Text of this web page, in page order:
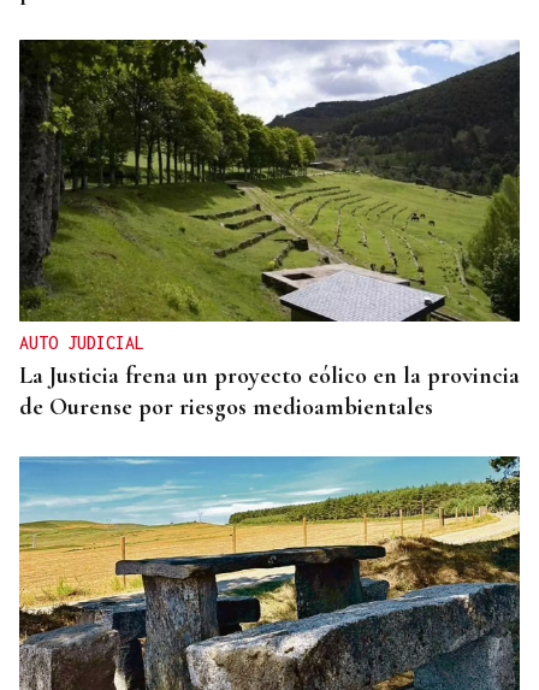
AUTO JUDICIAL
La Justicia frena un proyecto eólico en la provincia
de Ourense por riesgos medioambientales